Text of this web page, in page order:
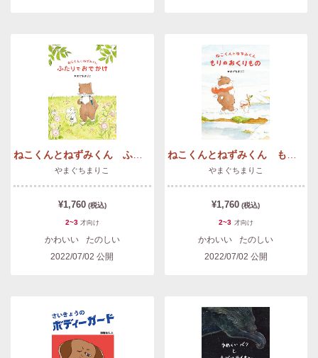
やまぐちまりこ
¥1,760 (税込)
2~3 才向け
かわいい
たのしい
2022/07/02 公開
やまぐちまりこ
¥1,760 (税込)
2~3 才向け
かわいい
たのしい
2022/07/02 公開